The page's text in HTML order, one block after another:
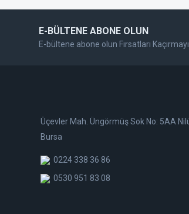
E-BÜLTENE ABONE OLUN
E-bültene abone olun Fırsatları
Üçevler Mah. Üngörmüş Sok No: 5AA
Bursa
0224 338 36 86
0530 951 83 08